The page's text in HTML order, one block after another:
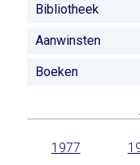
Bibliotheek
Aanwinsten
Boeken
1977